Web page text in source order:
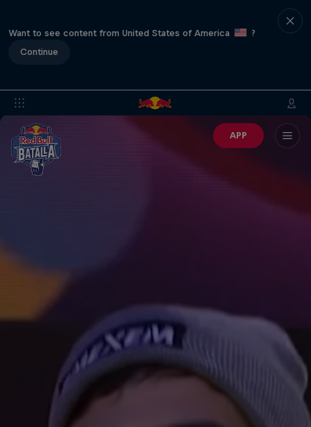
Want to see content from United States of America
?
Continue
APP